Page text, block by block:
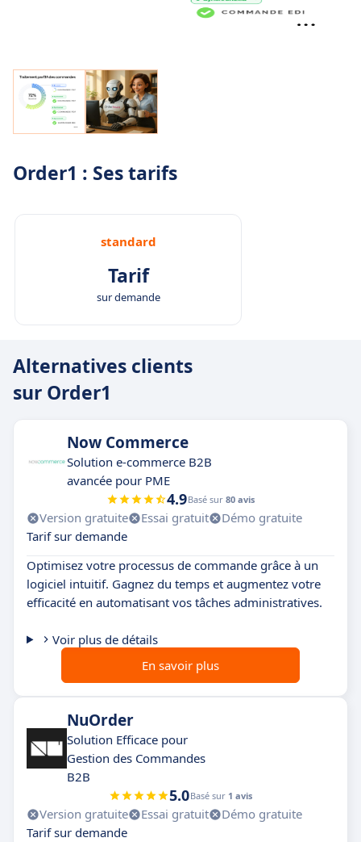
Order1 : Ses tarifs
standard
Tarif
sur demande
Alternatives clients
sur Order1
Now Commerce
Solution e-commerce B2B
avancée pour PME
4.9Basé sur 80 avis
Version gratuite Essai gratuit
Démo gratuite
Tarif sur demande
Optimisez votre processus de commande grâce à un
logiciel intuitif. Gagnez du temps et augmentez votre
efficacité en automatisant vos tâches administratives.
Voir plus de détails
En savoir plus
NuOrder
Solution Efficace pour
Gestion des Commandes
B2B
5.0Basé sur 1 avis
Version gratuite Essai gratuit
Démo gratuite
Tarif sur demande